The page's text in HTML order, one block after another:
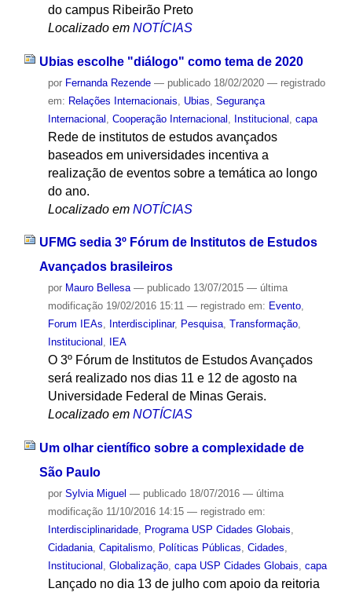
do campus Ribeirão Preto
Localizado em NOTÍCIAS
Ubias escolhe "diálogo" como tema de 2020
por Fernanda Rezende — publicado18/02/2020 — registrado
em: Relações Internacionais Ubias Segurança
Internacional Cooperação Internacional Institucional capa
Rede de institutos de estudos avançados
baseados em universidades incentiva a
realização de eventos sobre a temática ao longo
do ano.
Localizado em NOTÍCIAS
UFMG sedia 3º Fórum de Institutos de Estudos
Avançados brasileiros
por Mauro Bellesa — publicado13/07/2015 — última
modificação19/02/2016 15:11 — registrado em: Evento,
Forum IEAs, Interdisciplinar, Pesquisa, Transformação,
Institucional , IEA
O 3º Fórum de Institutos de Estudos Avançados
será realizado nos dias 11 e 12 de agosto na
Universidade Federal de Minas Gerais.
Localizado em NOTÍCIAS
Um olhar científico sobre a complexidade de
São Paulo
por Sylvia Miguel — publicado18/07/2016 — última
modificação11/10/2016 14:15 — registrado em:
Interdisciplinaridade, Programa USP Cidades Globais,
Cidadania, Capitalismo, Políticas Públicas, Cidades,
Institucional , Globalização, capa USP Cidades Globais, capa
Lançado no dia 13 de julho com apoio da reitoria